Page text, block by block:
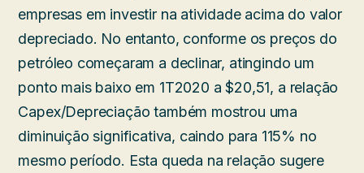
empresas em investir na atividade acima do valor
depreciado. No entanto, conforme os preços do
petróleo começaram a declinar, atingindo um
ponto mais baixo em 1T2020 a $20,51, a relação
Capex/Depreciação também mostrou uma
diminuição significativa, caindo para 115% no
mesmo período. Esta queda na relação sugere